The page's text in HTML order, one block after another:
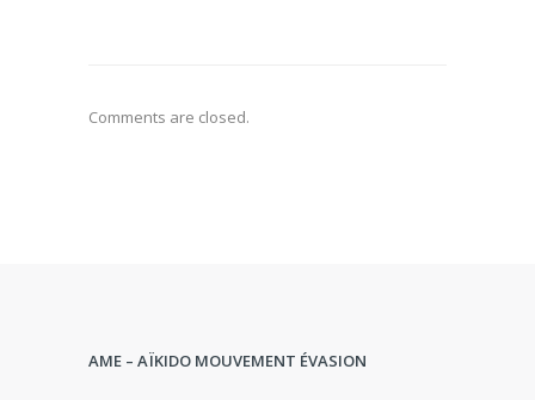
Comments are closed.
AME – AÏKIDO MOUVEMENT ÉVASION